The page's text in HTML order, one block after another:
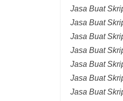
Jasa Buat
Jasa Buat
Jasa Buat
Jasa Buat
Jasa Buat
Jasa Buat
Jasa Buat